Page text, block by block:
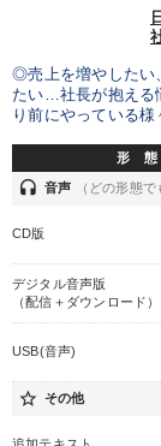
タグ・キーワード
労務問題・リス
新技術 AI
企業成長
テレビ・ネットで
※「更新」を押すと「タ
◎売上を増やしたい
たい…社長が抱え
り前にやっている
形 態
headset 音声 （どの形態
CD版
デジタル音声版
（配信＋ダウンロード）
USB(音声)
star_border その他